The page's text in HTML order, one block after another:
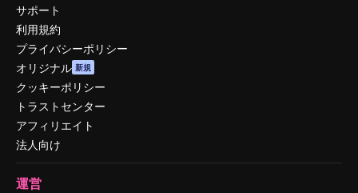
サポート
利用規約
プライバシーポリシー
オリジナル 新規
クッキーポリシー
トラストセンター
アフィリエイト
法人向け
運営